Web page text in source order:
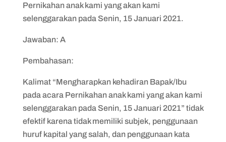
Pernikahan anak kami yang akan kami
selenggarakan pada Senin, 15 Januari 2021.
Jawaban: A
Pembahasan:
Kalimat “Mengharapkan kehadiran Bapak/Ibu
pada acara Pernikahan anak kami yang akan kami
selenggarakan pada Senin, 15 Januari 2021” tidak
efektif karena tidak memiliki subjek, penggunaan
huruf kapital yang salah, dan penggunaan kata